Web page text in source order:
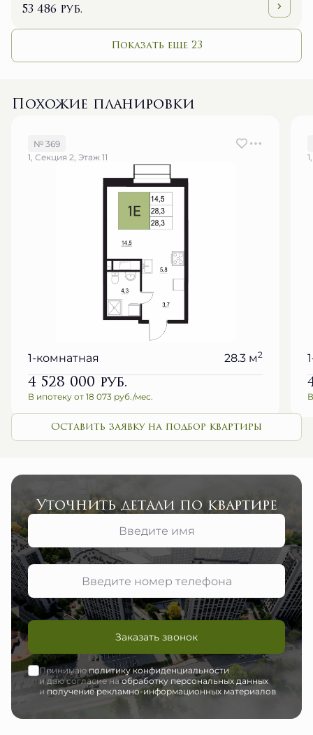
53 486 руб.
Показать еще 23
Похожие планировки
№ 369
1, Секция 2, Этаж 11
1-комнатная 28.3 м2
4 528 000руб.
В ипотеку от 18 073 руб./мес.
Оставить заявку на подбор квартиры
Уточнить детали по квартире
Заказать звонок
Принимаюполитику конфиденциальности
и даю согласие наобработку персональных данных
иполучение рекламно-информационных материалов